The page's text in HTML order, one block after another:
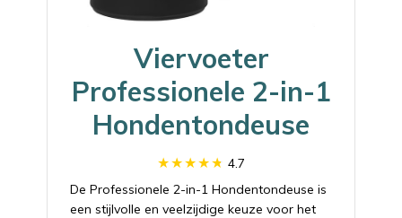
Viervoeter
Professionele 2-in-1
Hondentondeuse
4.7
De Professionele 2-in-1 Hondentondeuse is
een stijlvolle en veelzijdige keuze voor het